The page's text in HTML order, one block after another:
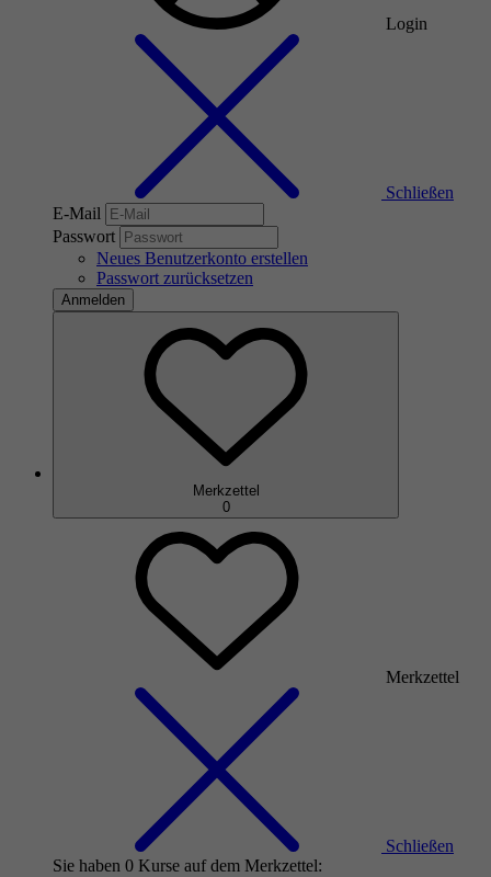
Login
Schließen
E-Mail
Passwort
Neues Benutzerkonto erstellen
Passwort zurücksetzen
Anmelden
Merkzettel
0
Merkzettel
Schließen
Sie haben 0 Kurse auf dem Merkzettel: